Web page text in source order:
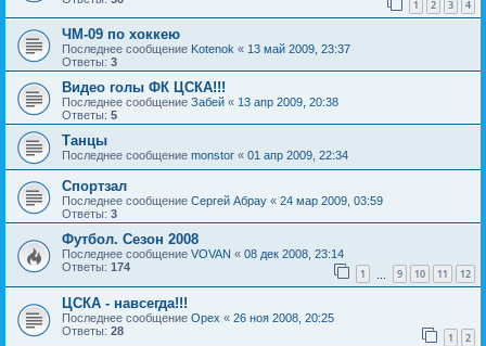
1 2 3 4
ЧМ-09 по хоккею
Последнее сообщение Kotenok « 13 май 2009, 23:37
Ответы: 3
Видео голы ФК ЦСКА!!!
Последнее сообщение Забей « 13 апр 2009, 20:38
Ответы: 5
Танцы
Последнее сообщение monstor « 01 апр 2009, 22:34
Спортзал
Последнее сообщение Сергей Абрау « 24 мар 2009, 03:59
Ответы: 3
Футбол. Сезон 2008
Последнее сообщение VOVAN « 08 дек 2008, 23:14
Ответы: 174 1 9 10 11 12
ЦСКА - навсегда!!!
Последнее сообщение Орех « 26 ноя 2008, 20:25
Ответы: 28 1 2